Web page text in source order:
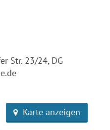
Str. 23/24, DG
Karte anzeigen